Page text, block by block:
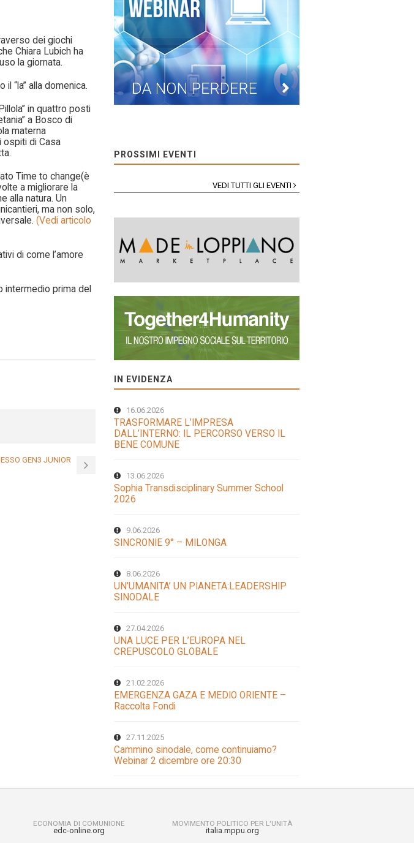
dei giochi
Chiara Lubich ha
la giornata.
“la” alla domenica.
in quattro posti
a Bosco di
materna
ospiti di Casa
Time to change(è
a migliorare la
alla natura. Un
ma non solo,
(Vedi articolo
di come l’amore
prima del
GEN3 JUNIOR
PROSSIMI EVENTI
VEDI TUTTI GLI EVENTI
IN EVIDENZA
16.06.2026
TRASFORMARE L’IMPRESA
DALL’INTERNO: IL PERCORSO VERSO IL
BENE COMUNE
13.06.2026
Sophia Transdisciplinary Summer School
2026
9.06.2026
SINCRONIE 9° – MILONGA
8.06.2026
UN’UMANITA’ UN PIANETA:LEADERSHIP
SINODALE
27.04.2026
UNA LUCE PER L’EUROPA NEL
CREPUSCOLO GLOBALE
21.02.2026
EMERGENZA GAZA E MEDIO ORIENTE –
Raccolta Fondi
27.11.2025
Cammino sinodale, come continuiamo?
Webinar 2 dicembre ore 20:30
ECONOMIA DI COMUNIONE
edc-online.org
MOVIMENTO POLITICO PER L'UNITÀ
italia.mppu.org